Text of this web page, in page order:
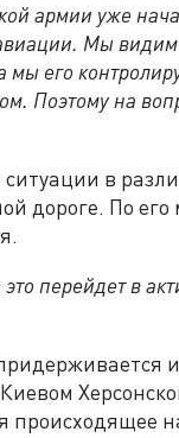
армии уже
Мы
его
Поэтому на
в
дороге. По
перейдет в
происходящее